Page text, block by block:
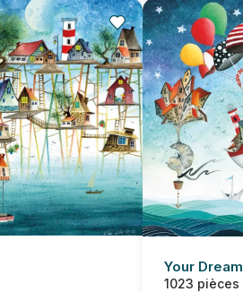
Your Dream
1023 pièces